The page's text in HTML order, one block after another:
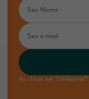
Ao clicar em